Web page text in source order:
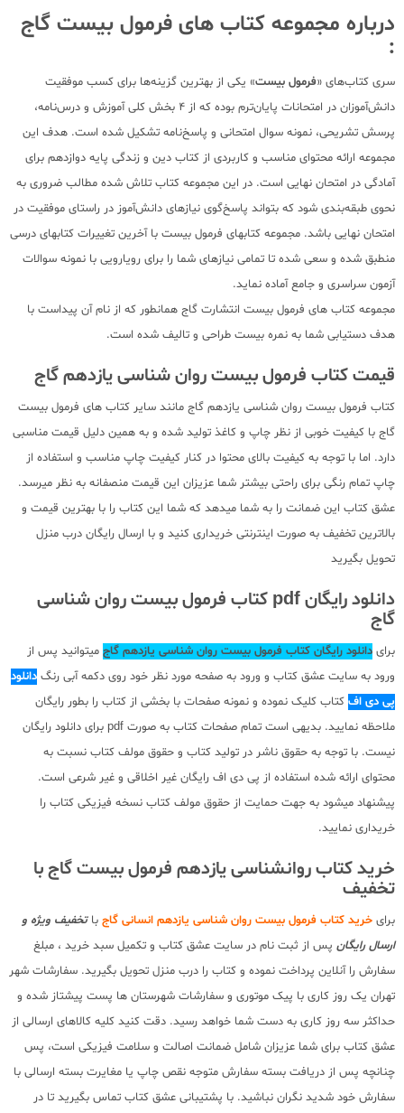
درباره مجموعه کتاب های فرمول بیست گاج
:
سری کتاب‌های «فرمول بیست» یکی از بهترین گزینه‌ها برای کسب موفقیت
دانش‌‌آموزان در امتحانات پایان‌ترم بوده که از 4 بخش کلی آموزش و درس‌نامه،
پرسش تشریحی، نمونه سوال امتحانی و پاسخ‌نامه تشکیل شده است. هدف این
مجموعه ارائه محتوای مناسب و کاربردی از کتاب دین و زندگی پایه دوازدهم برای
آمادگی در امتحان نهایی است. در این مجموعه کتاب تلاش شده مطالب ضروری به
نحوی طبقه‌بندی شود که بتواند پاسخ‌گوی نیازهای دانش‌آموز در راستای موفقیت در
امتحان نهایی باشد. مجموعه کتابهای فرمول بیست با آخرین تغییرات کتابهای درسی
منطبق شده و سعی شده تا تمامی نیازهای شما را برای رویارویی با نمونه سوالات
آزمون سراسری و جامع آماده نماید.
مجموعه کتاب های فرمول بیست انتشارت گاج همانطور که از نام آن پیداست با
هدف دستیابی شما به نمره بیست طراحی و تالیف شده است.
قیمت کتاب فرمول بیست روان شناسی یازدهم گاج
کتاب فرمول بیست روان شناسی یازدهم گاج مانند سایر کتاب های فرمول بیست
گاج با کیفیت خوبی از نظر چاپ و کاغذ تولید شده و به همین دلیل قیمت مناسبی
دارد. اما با توجه به کیفیت بالای محتوا در کنار کیفیت چاپ مناسب و استفاده از
چاپ تمام رنگی برای راحتی بیشتر شما عزیزان این قیمت منصفانه به نظر میرسد.
عشق کتاب این ضمانت را به شما میدهد که شما این کتاب را با بهترین قیمت و
بالاترین تخفیف به صورت اینترنتی خریداری کنید و با ارسال رایگان درب منزل
تحویل بگیرید
دانلود رایگان pdf کتاب فرمول بیست روان شناسی
گاج
برای دانلود رایگان کتاب فرمول بیست روان شناسی یازدهم گاج میتوانید پس از
ورود به سایت عشق کتاب و ورود به صفحه مورد نظر خود روی دکمه آبی رنگ دانلود
پی دی اف کتاب کلیک نموده و نمونه صفحات با بخشی از کتاب را بطور رایگان
ملاحظه نمایید. بدیهی است تمام صفحات کتاب به صورت pdf برای دانلود رایگان
نیست. با توجه به حقوق ناشر در تولید کتاب و حقوق مولف کتاب نسبت به
محتوای ارائه شده استفاده از پی دی اف رایگان غیر اخلاقی و غیر شرعی است.
پیشنهاد میشود به جهت حمایت از حقوق مولف کتاب نسخه فیزیکی کتاب را
خریداری نمایید.
خرید کتاب روانشناسی یازدهم فرمول بیست گاج با
تخفیف
برای خرید کتاب فرمول بیست روان شناسی یازدهم انسانی گاج باتخفیف ویژه و
ارسال رایگان پس از ثبت نام در سایت عشق کتاب و تکمیل سبد خرید ، مبلغ
سفارش را آنلاین پرداخت نموده و کتاب را درب منزل تحویل بگیرید. سفارشات شهر
تهران یک روز کاری با پیک موتوری و سفارشات شهرستان ها پست پیشتاز شده و
حداکثر سه روز کاری به دست شما خواهد رسید. دقت کنید کلیه کالاهای ارسالی از
عشق کتاب برای شما عزیزان شامل ضمانت اصالت و سلامت فیزیکی است، پس
چنانچه پس از دریافت بسته سفارش متوجه نقص چاپ یا مغایرت بسته ارسالی با
سفارش خود شدید نگران نباشید. با پشتیبانی عشق کتاب تماس بگیرید تا در